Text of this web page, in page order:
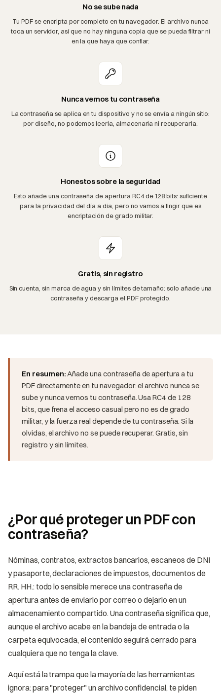
No se sube nada
Tu PDF se encripta por completo en tu navegador. El archivo nunca
toca un servidor, así que no hay ninguna copia que se pueda filtrar ni
en la que haya que confiar.
Nunca vemos tu contraseña
La contraseña se aplica en tu dispositivo y no se envía a ningún sitio:
por diseño, no podemos leerla, almacenarla ni recuperarla.
Honestos sobre la seguridad
Esto añade una contraseña de apertura RC4 de 128 bits: suficiente
para la privacidad del día a día, pero no vamos a fingir que es
encriptación de grado militar.
Gratis, sin registro
Sin cuenta, sin marca de agua y sin límites de tamaño: solo añade una
contraseña y descarga el PDF protegido.
En resumen: Añade una contraseña de apertura a tu
PDF directamente en tu navegador: el archivo nunca se
sube y nunca vemos tu contraseña. Usa RC4 de 128
bits, que frena el acceso casual pero no es de grado
militar, y la fuerza real depende de tu contraseña. Si la
olvidas, el archivo no se puede recuperar. Gratis, sin
registro y sin límites.
¿Por qué proteger un PDF con
contraseña?
Nóminas, contratos, extractos bancarios, escaneos de DNI
y pasaporte, declaraciones de impuestos, documentos de
RR. HH.: todo lo sensible merece una contraseña de
apertura antes de enviarlo por correo o dejarlo en un
almacenamiento compartido. Una contraseña significa que,
aunque el archivo acabe en la bandeja de entrada o la
carpeta equivocada, el contenido seguirá cerrado para
cualquiera que no tenga la clave.
Aquí está la trampa que la mayoría de las herramientas
ignora: para "proteger" un archivo confidencial, te piden